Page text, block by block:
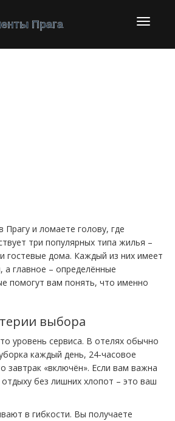
Прагу и ломаете голову, где
три популярных типа жилья –
гостевые дома. Каждый из них имеет
главное – определённые
помогут вам понять, что именно
выбора
уровень сервиса. В отелях обычно
каждый день, 24‑часовое
завтрак «включён». Если вам важна
без лишних хлопот – это ваш
в гибкости. Вы получаете